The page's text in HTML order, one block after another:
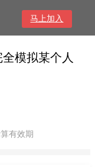
马上加入
模拟某个人
有效期